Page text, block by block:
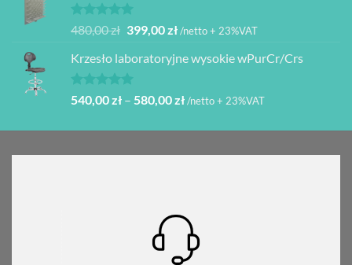
Oceniono
na 5
480,00zł Pierwotna
wynosiła:
480,00 zł.
399,00złAktualna
wynosi:
/netto + 23%VAT
Krzesło laboratoryjne wysokie wPurCr/Crs
Oceniono
na 5
540,00zł – 580,00złZakres
od
/netto + 23%VAT